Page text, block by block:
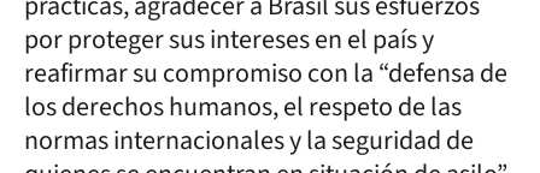
por proteger sus intereses en el país y
reafirmar su compromiso con la “defensa de
los derechos humanos, el respeto de las
normas internacionales y la seguridad de